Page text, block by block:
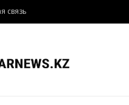
связь